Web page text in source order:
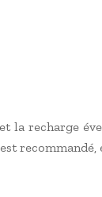
la recharge